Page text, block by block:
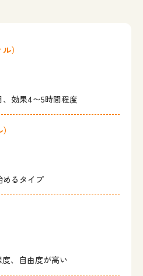
）
効果4〜5時間程度
めるタイプ
、自由度が高い